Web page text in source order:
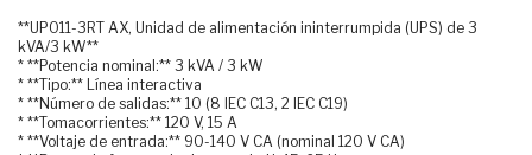
**UPO11-3RT AX, Unidad de alimentación ininterrumpida (UPS) de 3
kVA/3 kW**
* **Potencia nominal:** 3 kVA / 3 kW
* **Tipo:** Línea interactiva
* **Número de salidas:** 10 (8 IEC C13, 2 IEC C19)
* **Tomacorrientes:** 120 V, 15 A
* **Voltaje de entrada:** 90-140 V CA (nominal 120 V CA)